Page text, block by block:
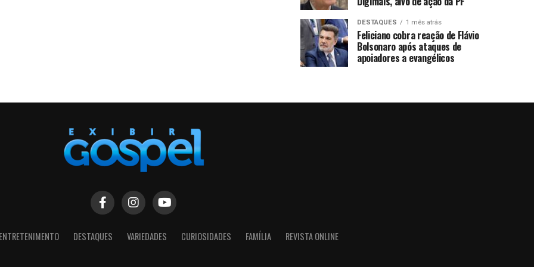
DESTAQUES 1 mês atrás
Feliciano cobra reação de Flávio
Bolsonaro após ataques de
apoiadores a evangélicos
ENTRETENIMENTO DESTAQUES VARIEDADES CURIOSIDADES FAMÍLIA REVISTA ONLINE